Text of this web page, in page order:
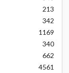
213
342
1169
340
662
4561